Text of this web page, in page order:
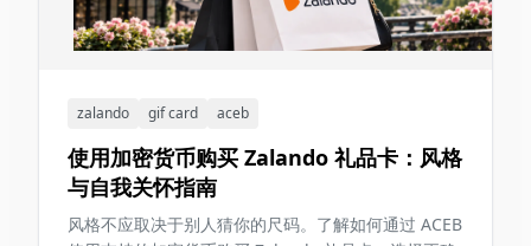
zalando gif card aceb
使用加密货币购买 Zalando 礼品卡：风格
与自我关怀指南
风格不应取决于别人猜你的尺码。了解如何通过 ACEB